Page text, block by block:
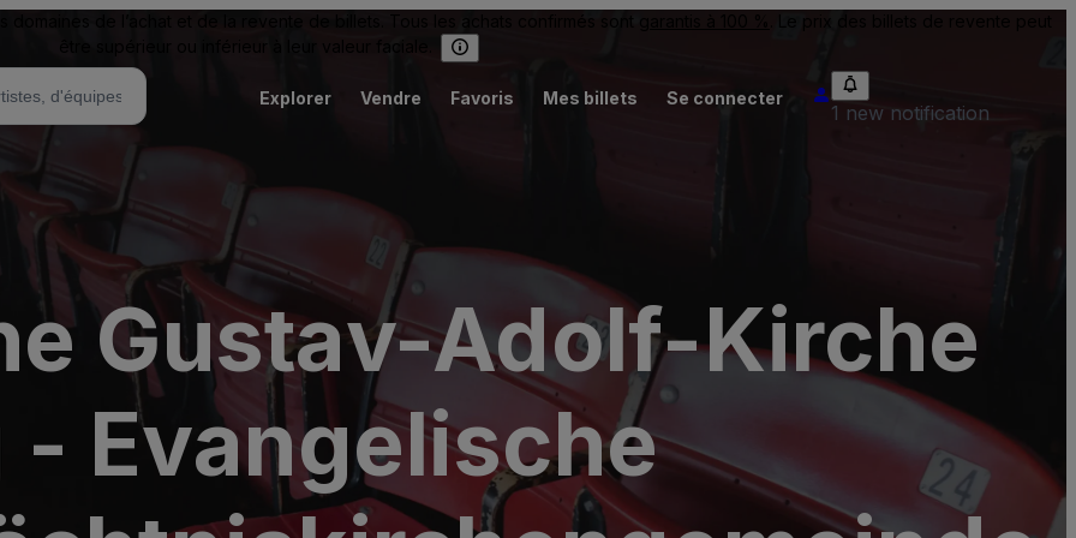
Explorer Vendre Favoris Mes billets Se connecter
1 new notification
Gustav-Adolf-Kirche
Evangelische